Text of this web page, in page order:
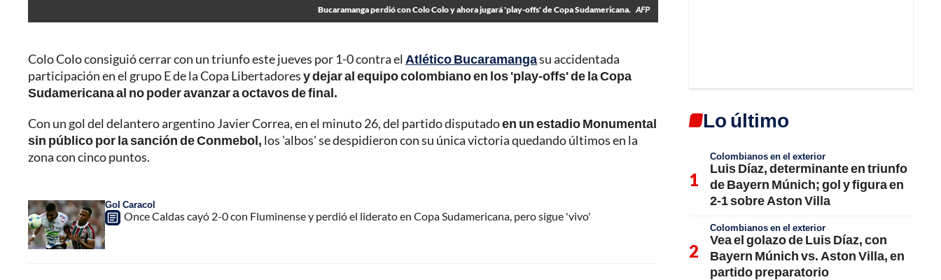
Bucaramanga perdió con Colo Colo y ahora jugará 'play-offs' de Copa Sudamericana. AFP
Colo Colo consiguió cerrar con un triunfo este jueves por 1-0 contra el Atlético Bucaramangasu accidentada
participación en el grupo E de la Copa Libertadoresy dejar al equipo colombiano en los 'play-offs' de la Copa
Sudamericana al no poder avanzar a octavos de final.
Con un gol del delantero argentino Javier Correa, en el minuto 26, del partido disputadoen un estadio Monumental
sin público por la sanción de Conmebol, los 'albos' se despidieron con su única victoria quedando últimos en la
zona con cinco puntos.
Gol Caracol
Once Caldas cayó 2-0 con Fluminense y perdió el liderato en Copa Sudamericana, pero sigue 'vivo'
Lo último
Colombianos en el exterior
Luis Díaz, determinante en triunfo
de Bayern Múnich; gol y figura en
2-1 sobre Aston Villa
Colombianos en el exterior
Vea el golazo de Luis Díaz, con
Bayern Múnich vs. Aston Villa, en
partido preparatorio